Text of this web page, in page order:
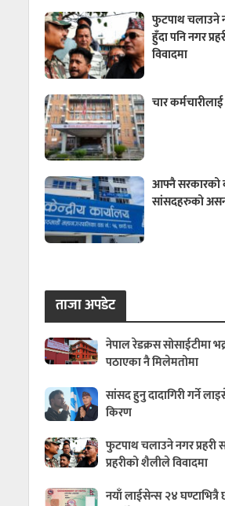
फुटपाथ चलाउने
हुँदा पनि नगर
विवादमा
चार
आफ्नै सरकारको
सांसदहरुको
ताजा अपडेट
नेपाल रेडक्रस सोसाईटीमा
पठाएका नै मिलेमतोमा
सांसद हुनु दादागिरी गर्ने
किरण
फुटपाथ चलाउने नगर प्रहरी
प्रहरीको शैलीले विवादमा
नयाँ लाईसेन्स २४